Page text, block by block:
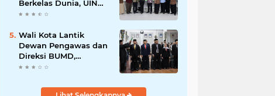
Berkelas Dunia, UIN
Siber Cirebon Raih
Compliance UI
GreenMetric
Wali Kota Lantik
Dewan Pengawas dan
Direksi BUMD,
Tegaskan Komitmen
Integritas